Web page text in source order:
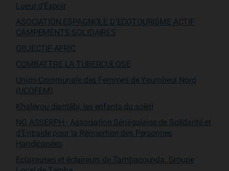
Lueur d’Espoir
ASOCIATION ESPAGNOLE D’ECOTOURISME ACTIF
CAMPEMENTS SOLIDAIRES
OBJECTIF-AFRIC
COMBATTRE LA TUBERCULOSE
Union Communale des Femmes de Yeumbeul Nord
(UCOFEM)
Khaleyou diantëbi, les enfants du soleil
NG ASSERPH - Association Sénégalaise de Solidarité et
d’Entraide pour la Réinsertion des Personnes
Handicapées
Eclaireuses et éclaireurs de Tambacounda. Groupe